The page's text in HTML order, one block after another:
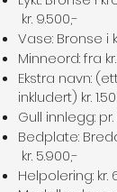
kr. 9.500,-
Vase: Bronse i
Minneord: fra
Ekstra navn:
inkludert) kr.
Gull innlegg: pr.
Bedplate:
kr. 5.900,-
Helpolering: kr.